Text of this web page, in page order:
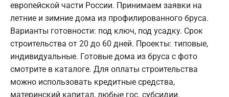
европейской части России. Принимаем заявки на
летние и зимние дома из профилированного бруса.
Варианты готовности: под ключ, под усадку. Срок
строительства от 20 до 60 дней. Проекты: типовые,
индивидуальные. Готовые дома из бруса с фото
смотрите в каталоге. Для оплаты строительства
можно использовать кредитные средства,
материнский капитал, любые гос. субсидии.